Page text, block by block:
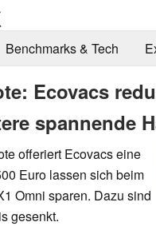
Benchmarks & Tech
Ecovacs
spannende
offeriert Ecovacs eine
Euro lassen sich beim
Omni sparen. Dazu sind
gesenkt.